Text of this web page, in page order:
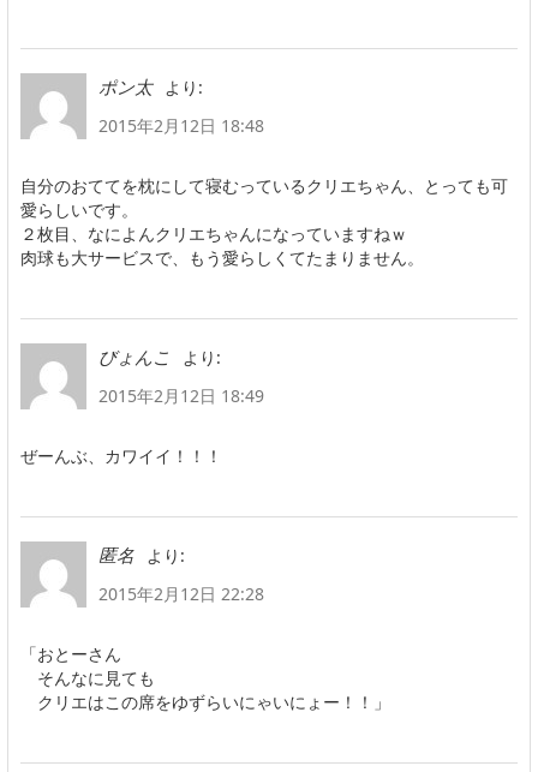
ポン太
より:
2015年2月12日 18:48
自分のおててを枕にして寝むっているクリエちゃん、とっても可
愛らしいです。
２枚目、なによんクリエちゃんになっていますねｗ
肉球も大サービスで、もう愛らしくてたまりません。
びょんこ
より:
2015年2月12日 18:49
ぜーんぶ、カワイイ！！！
匿名
より:
2015年2月12日 22:28
「おとーさん
そんなに見ても
クリエはこの席をゆずらいにゃいにょー！！」